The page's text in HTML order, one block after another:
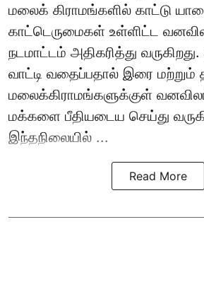
மலைக் கிராமங்களில் காட்டு
காட்டெருமைகள் உள்ளிட்ட
நடமாட்டம் அதிகரித்து
வாட்டி வதைப்பதால் இரை
மலைக்கிராமங்களுக்குள்
மக்களை பீதியடைய செய்து
இந்தநிலையில் ...
Read More